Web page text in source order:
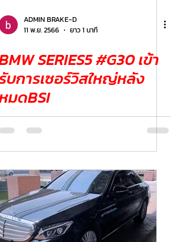
ADMIN BRAKE-D
11 พ.ย. 2566
ยาว 1 นาที
SERIES5 #G30 เข้า
บการเซอร์วิสใหญ่หลัง
มดBSI